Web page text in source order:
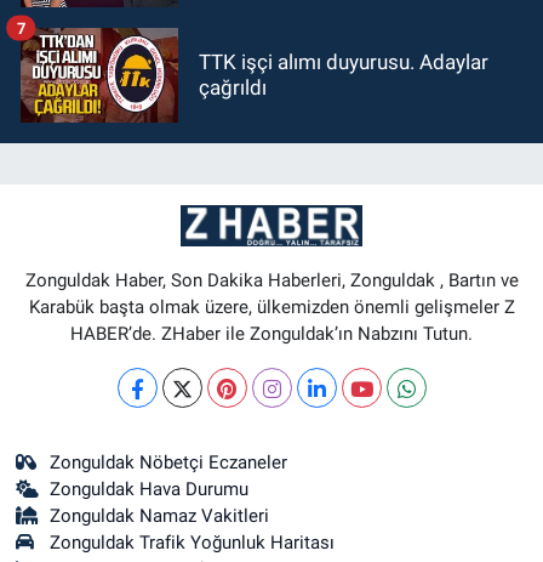
TTK işçi alımı duyurusu. Adaylar
çağrıldı
7
Zonguldak Haber, Son Dakika Haberleri, Zonguldak , Bartın ve
Karabük başta olmak üzere, ülkemizden önemli gelişmeler Z
HABER’de. ZHaber ile Zonguldak’ın Nabzını Tutun.
Zonguldak Nöbetçi Eczaneler
Zonguldak Hava Durumu
Zonguldak Namaz Vakitleri
Zonguldak Trafik Yoğunluk Haritası